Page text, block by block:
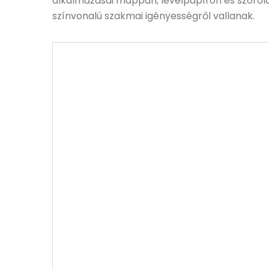
színvonalú szakmai igényességről vallanak.